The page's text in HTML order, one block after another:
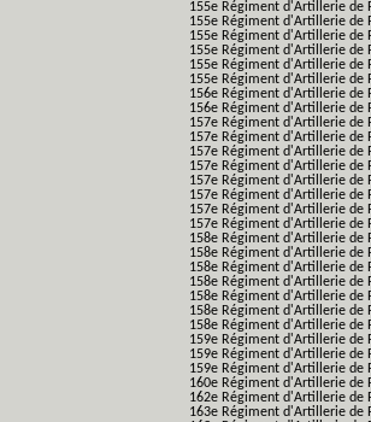
155e Régiment d'Artillerie de
155e Régiment d'Artillerie de
155e Régiment d'Artillerie de
155e Régiment d'Artillerie de
155e Régiment d'Artillerie de
155e Régiment d'Artillerie de
156e Régiment d'Artillerie de
156e Régiment d'Artillerie de
157e Régiment d'Artillerie de
157e Régiment d'Artillerie de
157e Régiment d'Artillerie de
157e Régiment d'Artillerie de
157e Régiment d'Artillerie de
157e Régiment d'Artillerie de
157e Régiment d'Artillerie de
157e Régiment d'Artillerie de
158e Régiment d'Artillerie de
158e Régiment d'Artillerie de
158e Régiment d'Artillerie de
158e Régiment d'Artillerie de
158e Régiment d'Artillerie de
158e Régiment d'Artillerie de
158e Régiment d'Artillerie de
159e Régiment d'Artillerie de
159e Régiment d'Artillerie de
159e Régiment d'Artillerie de
160e Régiment d'Artillerie de
162e Régiment d'Artillerie de
163e Régiment d'Artillerie de